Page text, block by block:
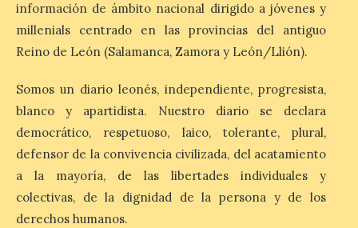
1,4 % respecto al año
pasado y un 4,6 % frente a
un periodo estándar. Por
categorías, el alojamiento
restauración […]
Grupo Iberia incrementa a
tres los vuelos diarios a
Menorca para la próxima
temporada de invierno
información de ámbito nacional dirigido a jóvenes y
millenials centrado en las provincias del antiguo
Reino de León (Salamanca, Zamora y León/Llión).
Somos un diario leonés, independiente, progresista,
blanco y apartidista. Nuestro diario se declara
democrático, respetuoso, laico, tolerante, plural,
defensor de la convivencia civilizada, del acatamiento
a la mayoría, de las libertades individuales y
colectivas, de la dignidad de la persona y de los
derechos humanos.